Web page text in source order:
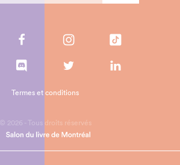
© 2026 - Tous droits réservés
Termes et conditions